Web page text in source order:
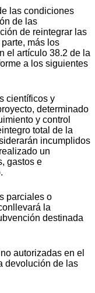
las condiciones
de las
de reintegrar las
más los
el artículo 38.2 de la
a los siguientes
científicos y
determinado
y control
total de la
incumplidos
un
gastos e
parciales o
la
destinada
autorizadas en el
devolución de las